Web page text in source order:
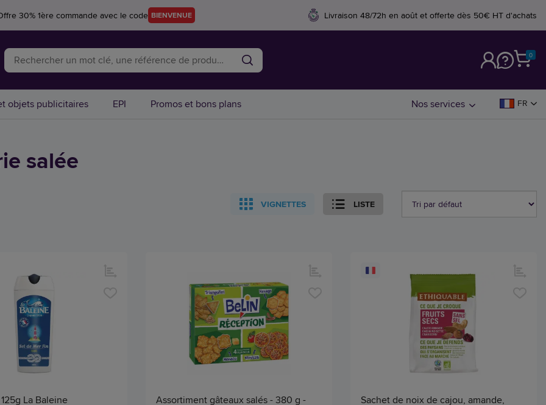
30% 1ère commande avec le code BIENVENUE Livraison 48/72h en août et offerte dès 50€ HT d'achats
0
objets publicitaires EPI Promos et bons plans Nos services FR
salée
VIGNETTES LISTE
La Baleine
Assortiment gâteaux salés - 380 g -
Sachet de noix de cajou, amande,